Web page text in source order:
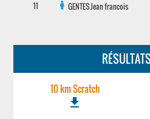
11
GENTESJean francois
10 km Scratch
file_download